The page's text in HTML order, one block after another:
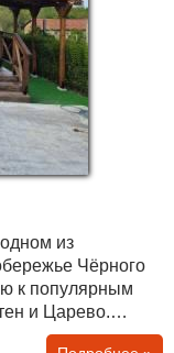
Чёрного
к популярным
и Царево.
Приморско —